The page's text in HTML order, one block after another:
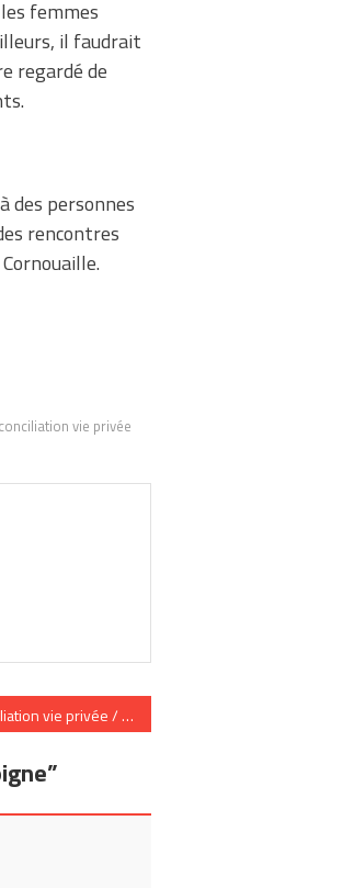
femmes
il faudrait
regardé de
des personnes
rencontres
vie privée
vie privée / vie professionnelle en 10 maximes
”